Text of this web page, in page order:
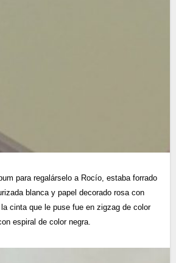
para regalárselo a Rocío, estaba forrado
blanca y papel decorado rosa con
cinta que le puse fue en zigzag de color
espiral de color negra.